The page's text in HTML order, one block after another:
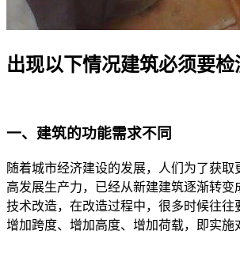
出现以下情况建筑必须要检
一、建筑的功能需求不同
随着城市经济建设的发展，人们为了获取
高发展生产力，已经从新建建筑逐渐转变
技术改造，在改造过程中，很多时候往往
增加跨度、增加高度、增加荷载，即实施